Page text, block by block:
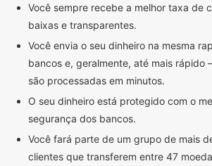
Você sempre recebe a melhor taxa de
baixas e transparentes.
Você envia o seu dinheiro na mesma
bancos e, geralmente, até mais rápido
são processadas em minutos.
O seu dinheiro está protegido com o
segurança dos bancos.
Você fará parte de um grupo de mais
clientes que transferem entre 47